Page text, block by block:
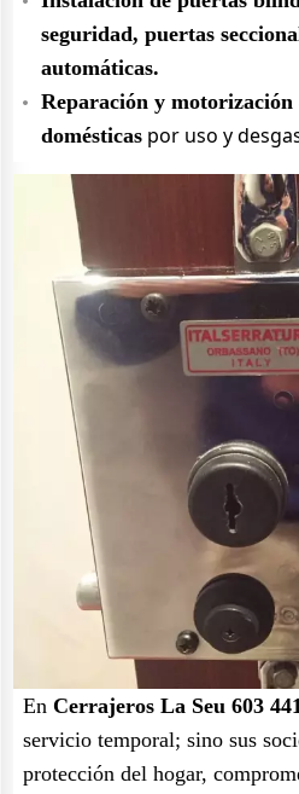
seguridad, puertas
automáticas.
Reparación y motorización
domésticas por uso y
En Cerrajeros La Seu 603
servicio temporal; sino sus
protección del hogar,